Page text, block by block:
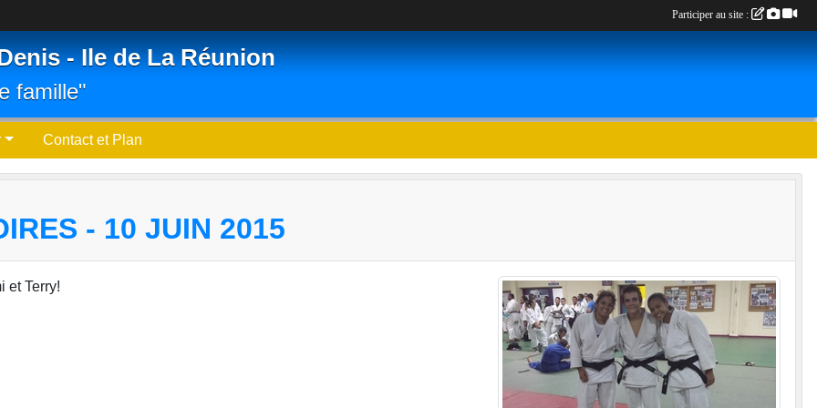
- Ile de La Réunion
famille"
Contact et Plan
- 10 JUIN 2015
et Terry!
Participer au site :